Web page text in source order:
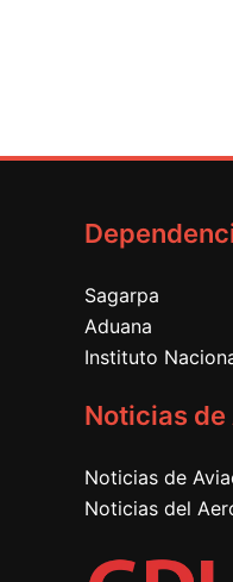
Sagarpa
Aduana
Instituto
Noticias
Noticias de
Noticias del